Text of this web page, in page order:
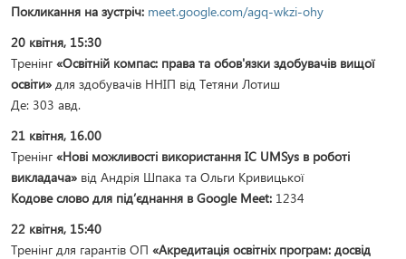
Покликання на зустріч: meet.google.com/agq-wkzi-ohy
20 квітня, 15:30
Тренінг «Освітній компас: права та обов'язки здобувачів вищої
освіти» для здобувачів ННІП від Тетяни Лотиш
Де: 303 авд.
21 квітня, 16.00
Тренінг «Нові можливості використання IC UMSys в роботі
викладача» від Андрія Шпака та Ольги Кривицької
Кодове слово для під’єднання в Google Meet: 1234
22 квітня, 15:40
Тренінг для гарантів ОП «Акредитація освітніх програм: досвід